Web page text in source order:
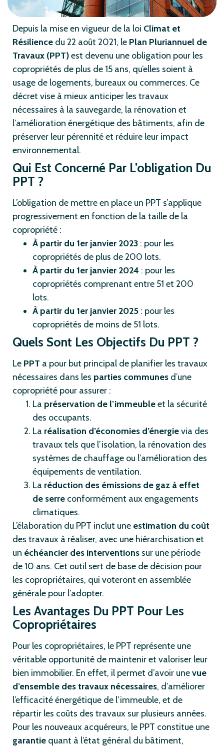
Depuis la mise en vigueur de la loi Climat et
Résilience du 22 août 2021, le Plan Pluriannuel de
Travaux (PPT)est devenu une obligation pour les
copropriétés de plus de 15 ans, qu’elles soient à
usage de logements, bureaux ou commerces. Ce
décret vise à mieux anticiper les travaux
nécessaires à la sauvegarde, la rénovation et
l’amélioration énergétique des bâtiments, afin de
préserver leur pérennité et réduire leur impact
environnemental.
Qui Est Concerné Par L’obligation Du
PPT ?
L’obligation de mettre en place un PPT s’applique
progressivement en fonction de la taille de la
copropriété :
À partir du 1er janvier 2023 : pour les
copropriétés de plus de 200 lots.
À partir du 1er janvier 2024 : pour les
copropriétés comprenant entre 51 et 200
lots.
À partir du 1er janvier 2025 : pour les
copropriétés de moins de 51 lots.
Quels Sont Les Objectifs Du PPT ?
Le PPT a pour but principal de planifier les travaux
nécessaires dans les parties communes d’une
copropriété pour assurer :
La préservation de l’immeubleet la sécurité
des occupants.
La réalisation d’économies d’énergievia des
travaux tels que l’isolation, la rénovation des
systèmes de chauffage ou l’amélioration des
équipements de ventilation.
La réduction des émissions de gaz à effet
de serre conformément aux engagements
climatiques.
L’élaboration du PPT inclut une estimation du coût
des travaux à réaliser, avec une hiérarchisation et
un échéancier des interventions sur une période
de 10 ans. Cet outil sert de base de décision pour
les copropriétaires, qui voteront en assemblée
générale pour l’adopter.
Les Avantages Du PPT Pour Les
Copropriétaires
Pour les copropriétaires, le PPT représente une
véritable opportunité de maintenir et valoriser leur
bien immobilier. En effet, il permet d’avoir unevue
d’ensemble des travaux nécessaires, d’améliorer
l’efficacité énergétique de l’immeuble, et de
répartir les coûts des travaux sur plusieurs années.
Pour les nouveaux acquéreurs, le PPT constitue une
garantie quant à l’état général du bâtiment,